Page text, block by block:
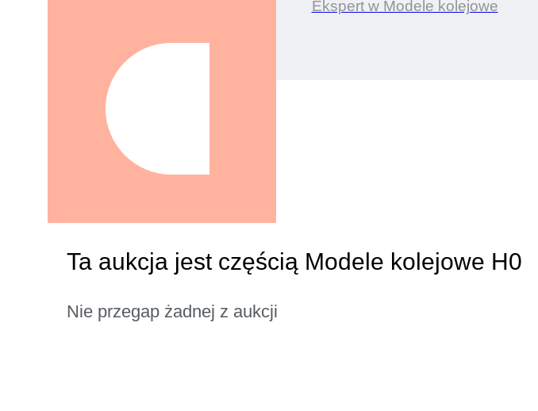
Ekspert w Modele kolejowe
Ta aukcja jest częścią Modele kolejowe H0
Nie przegap żadnej z aukcji